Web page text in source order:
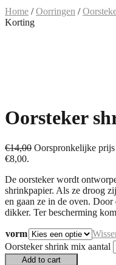
Home /Oorringen /
Korting
Oorsteker
€14,00 Oorspronkelijke
€8,00.
De oorsteker wordt
shrinkpapier. Als ze droog
en gaan ze in de oven.
dikker. Ter bescherming
vorm
Oorsteker shrink mix aantal
Add to cart